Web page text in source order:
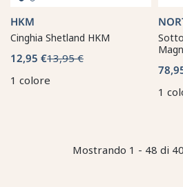
HKM
Cinghia Shetland HKM
12,95 €13,95 €
1 colore
1
Mostrando 1 - 48 di